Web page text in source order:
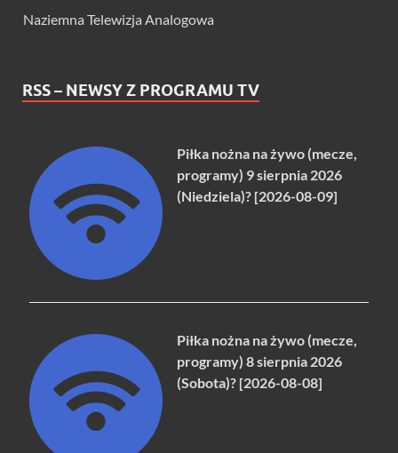
Naziemna Telewizja Analogowa
RSS – NEWSY Z PROGRAMU TV
Piłka nożna na żywo (mecze,
programy) 9 sierpnia 2026
(Niedziela)? [2026-08-09]
Piłka nożna na żywo (mecze,
programy) 8 sierpnia 2026
(Sobota)? [2026-08-08]